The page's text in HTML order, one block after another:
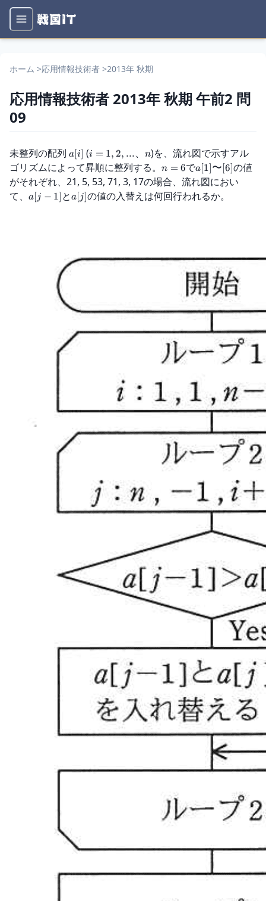
ホーム >応用情報技術者 >2013年 秋期
応用情報技術者 2013年 秋期午前2 問
09
問題文
未整列の配列 a i (i = 1, 2, ...、 n)を、流れ図で示すアル
ゴリズムによって昇順に整列する。
n = 6でa 1 〜 [6 ]の値
がそれぞれ、21, 5, 53, 71, 3, 17の場合、流れ図におい
て、
a j − 1 とa j ]の値の入替えは何回行われるか。